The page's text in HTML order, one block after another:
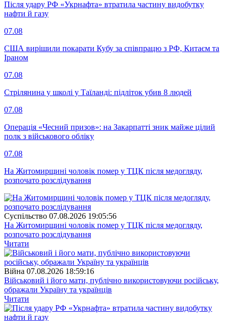
Після удару РФ «Укрнафта» втратила частину видобутку
нафти й газу
07.08
США вирішили покарати Кубу за співпрацю з РФ, Китаєм та
Іраном
07.08
Стрілянина у школі у Таїланді: підліток убив 8 людей
07.08
Операція «Чесний призов»: на Закарпатті зник майже цілий
полк з військового обліку
07.08
На Житомирщині чоловік помер у ТЦК після медогляду,
розпочато розслідування
Суспiльство 07.08.2026 19:05:56
На Житомирщині чоловік помер у ТЦК після медогляду,
розпочато розслідування
Читати
Війна 07.08.2026 18:59:16
Військовий і його мати, публічно використовуючи російську,
ображали Україну та українців
Читати